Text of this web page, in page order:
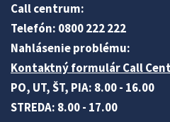
Call centrum:
Telefón: 0800 222 222
Nahlásenie problému:
Kontaktný formulár Call
PO, UT, ŠT, PIA: 8.00 - 16.00
STREDA: 8.00 - 17.00